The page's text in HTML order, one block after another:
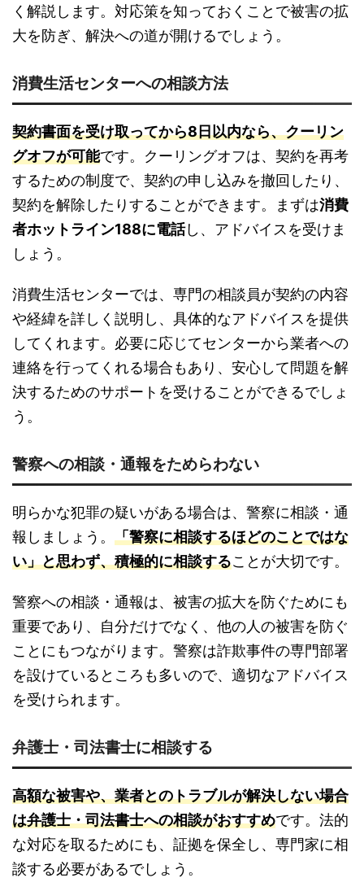
く解説します。対応策を知っておくことで被害の拡
大を防ぎ、解決への道が開けるでしょう。
消費生活センターへの相談方法
契約書面を受け取ってから8日以内なら、クーリン
グオフが可能です。クーリングオフは、契約を再考
するための制度で、契約の申し込みを撤回したり、
契約を解除したりすることができます。まずは消費
者ホットライン188に電話し、アドバイスを受けま
しょう。
消費生活センターでは、専門の相談員が契約の内容
や経緯を詳しく説明し、具体的なアドバイスを提供
してくれます。必要に応じてセンターから業者への
連絡を行ってくれる場合もあり、安心して問題を解
決するためのサポートを受けることができるでしょ
う。
警察への相談・通報をためらわない
明らかな犯罪の疑いがある場合は、警察に相談・通
報しましょう。 「警察に相談するほどのことではな
い」と思わず、積極的に相談することが大切です。
警察への相談・通報は、被害の拡大を防ぐためにも
重要であり、自分だけでなく、他の人の被害を防ぐ
ことにもつながります。警察は詐欺事件の専門部署
を設けているところも多いので、適切なアドバイス
を受けられます。
弁護士・司法書士に相談する
高額な被害や、業者とのトラブルが解決しない場合
は弁護士・司法書士への相談がおすすめです。法的
な対応を取るためにも、証拠を保全し、専門家に相
談する必要があるでしょう。